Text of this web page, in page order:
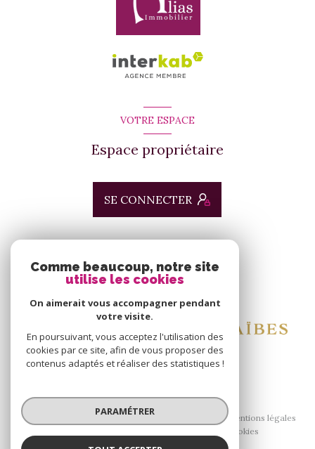
VOTRE ESPACE
Espace propriétaire
SE CONNECTER
Nous adhérons
© 2026 | Tous droits réservés
Nos honoraires
Nos partenaires
Mentions légales
Cookies
Comme beaucoup, notre site
utilise les cookies
On aimerait vous accompagner pendant
votre visite.
En poursuivant, vous acceptez l'utilisation des
cookies par ce site, afin de vous proposer des
contenus adaptés et réaliser des statistiques !
PARAMÉTRER